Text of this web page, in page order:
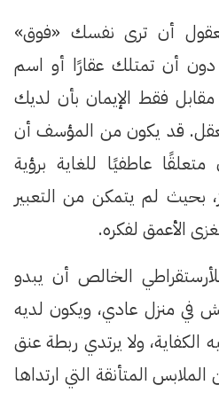
أن ترى نفسك «فوق»
دون أن تمتلك عقارًا أو اسم
فقط الإيمان بأن لديك
قد يكون من المؤسف أن
متعلقًا عاطفيًا للغاية برؤية
بحيث لم يتمكن من التعبير
الأعمق لفكره.
الخالص أن يبدو
في منزل عادي، ويكون لديه
الكفاية، ولا يرتدي ربطة عنق
المتأنقة التي ارتداها